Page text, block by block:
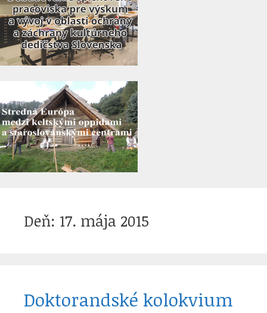
Deň: 17. mája 2015
Doktorandské kolokvium